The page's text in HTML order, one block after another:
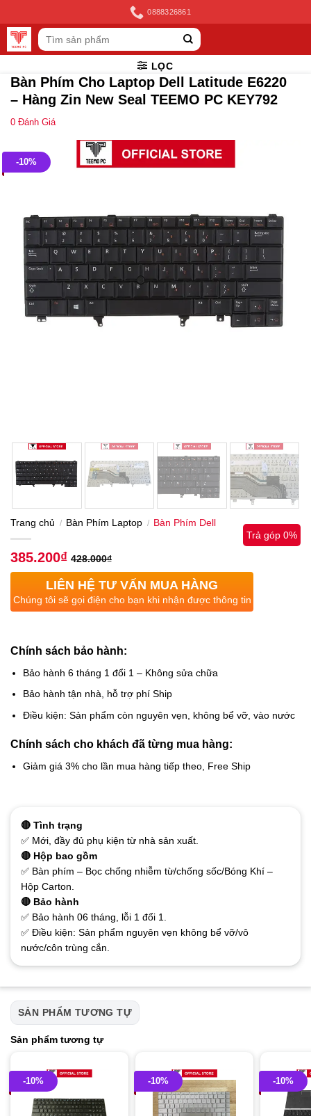
to
content
0888326861
Tìm
kiếm:
LỌC
Bàn Phím Cho Laptop Dell Latitude E6220
– Hàng Zin New Seal TEEMO PC KEY792
0 Đánh Giá
-10%
Trang chủ / Bàn Phím Laptop / Bàn Phím Dell
385.200₫ 428.000₫
Trả góp 0%
LIÊN HỆ TƯ VẤN MUA HÀNG
Chúng tôi sẽ gọi điện cho bạn khi nhận được thông tin
Chính sách bảo hành:
Bảo hành 6 tháng 1 đổi 1 – Không sửa chữa
Bảo hành tận nhà, hỗ trợ phí Ship
Điều kiện: Sản phẩm còn nguyên vẹn, không bể vỡ, vào nước
Chính sách cho khách đã từng mua hàng:
Giảm giá 3% cho lần mua hàng tiếp theo, Free Ship
🔴 Tình trạng
✅ Mới, đầy đủ phụ kiện từ nhà sản xuất.
🔴 Hộp bao gồm
✅ Bàn phím – Bọc chống nhiễm từ/chống sốc/Bóng Khí –
Hộp Carton.
🔴 Bảo hành
✅ Bảo hành 06 tháng, lỗi 1 đổi 1.
✅ Điều kiện: Sản phẩm nguyên vẹn không bể vỡ/vô
nước/côn trùng cắn.
SẢN PHẨM TƯƠNG TỰ
Sản phẩm tương tự
-10% -10% -10%